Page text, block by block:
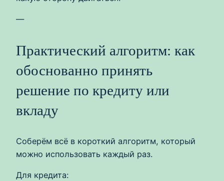
—
Практический алгоритм: как
обоснованно принять
решение по кредиту или
вкладу
Соберём всё в короткий алгоритм, который
можно использовать каждый раз.
Для кредита: